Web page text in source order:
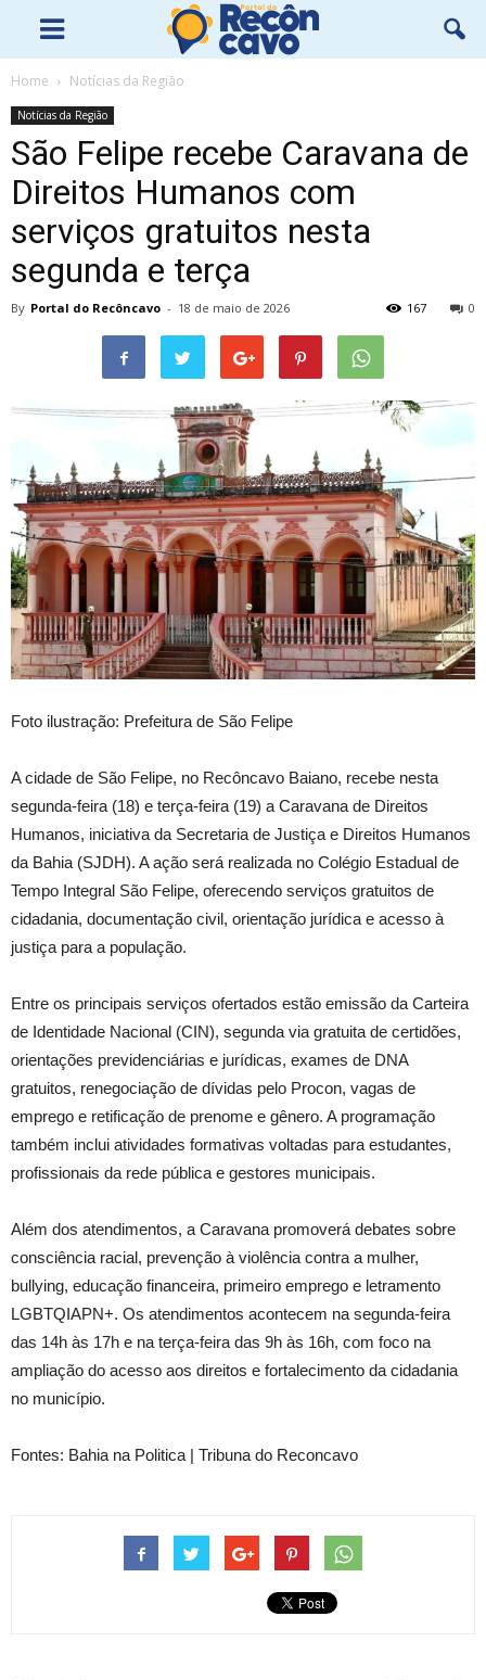
Home Notícias da Região
Notícias da Região
São Felipe recebe Caravana de
Direitos Humanos com
serviços gratuitos nesta
segunda e terça
By Portal do Recôncavo - 18 de maio de 2026 0
167
Foto ilustração: Prefeitura de São Felipe
A cidade de São Felipe, no Recôncavo Baiano, recebe nesta
segunda-feira (18) e terça-feira (19) a Caravana de Direitos
Humanos, iniciativa da Secretaria de Justiça e Direitos Humanos
da Bahia (SJDH). A ação será realizada no Colégio Estadual de
Tempo Integral São Felipe, oferecendo serviços gratuitos de
cidadania, documentação civil, orientação jurídica e acesso à
justiça para a população.
Entre os principais serviços ofertados estão emissão da Carteira
de Identidade Nacional (CIN), segunda via gratuita de certidões,
orientações previdenciárias e jurídicas, exames de DNA
gratuitos, renegociação de dívidas pelo Procon, vagas de
emprego e retificação de prenome e gênero. A programação
também inclui atividades formativas voltadas para estudantes,
profissionais da rede pública e gestores municipais.
Além dos atendimentos, a Caravana promoverá debates sobre
consciência racial, prevenção à violência contra a mulher,
bullying, educação financeira, primeiro emprego e letramento
LGBTQIAPN+. Os atendimentos acontecem na segunda-feira
das 14h às 17h e na terça-feira das 9h às 16h, com foco na
ampliação do acesso aos direitos e fortalecimento da cidadania
no município.
Fontes: Bahia na Politica | Tribuna do Reconcavo